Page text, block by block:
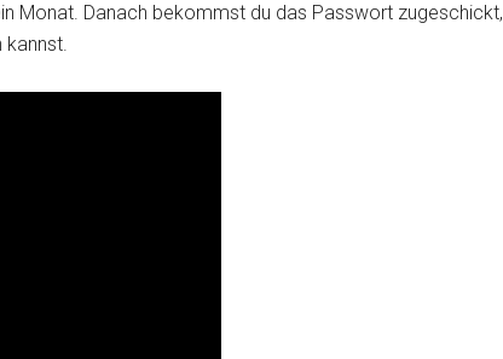
Monat. Danach bekommst du das Passwort zugeschickt,
kannst.